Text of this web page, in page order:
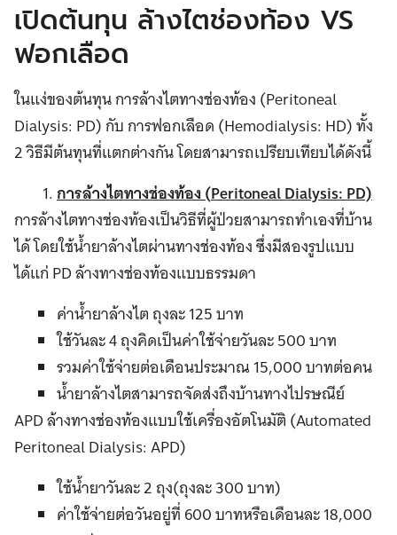
เปิดต้นทุน ล้างไตช่องท้อง VS
ฟอกเลือด
ในแง่ของต้นทุน การล้างไตทางช่องท้อง (Peritoneal
Dialysis: PD) กับ การฟอกเลือด (Hemodialysis: HD) ทั้ง
2 วิธีมีต้นทุนที่แตกต่างกัน โดยสามารถเปรียบเทียบได้ดังนี้
การล้างไตทางช่องท้อง (Peritoneal Dialysis: PD)
การล้างไตทางช่องท้องเป็นวิธีที่ผู้ป่วยสามารถทำเองที่บ้าน
ได้ โดยใช้น้ำยาล้างไตผ่านทางช่องท้อง ซึ่งมีสองรูปแบบ
ได้แก่ PD ล้างทางช่องท้องแบบธรรมดา
ค่าน้ำยาล้างไต ถุงละ 125 บาท
ใช้วันละ 4 ถุงคิดเป็นค่าใช้จ่ายวันละ 500 บาท
รวมค่าใช้จ่ายต่อเดือนประมาณ 15,000 บาทต่อคน
น้ำยาล้างไตสามารถจัดส่งถึงบ้านทางไปรษณีย์
APD ล้างทางช่องท้องแบบใช้เครื่องอัตโนมัติ (Automated
Peritoneal Dialysis: APD)
ใช้น้ำยาวันละ 2 ถุง(ถุงละ 300 บาท)
ค่าใช้จ่ายต่อวันอยู่ที่ 600 บาทหรือเดือนละ 18,000